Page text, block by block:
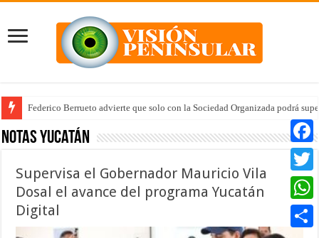
Federico Berrueto advierte que solo con la Sociedad Organizada podrá
Notas Yucatán
Supervisa el Gobernador Mauricio Vila
Dosal el avance del programa Yucatán
Digital
Twitter